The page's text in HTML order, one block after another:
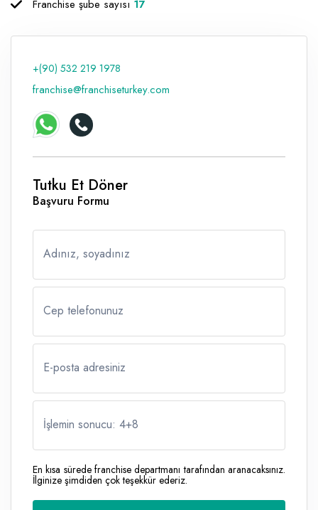
Raf ve Depo Sistemleri
Reklam - Tanıtım - PR ve İnternet
Seyahat - Rent A Car
Tabela - Dijital Baskı
Franchise şube sayısı 17
+(90) 532 219 1978
franchise@franchiseturkey.com
Tutku Et Döner
Başvuru Formu
Adınız, soyadınız
Cep telefonunuz
E-posta adresiniz
İşlemin sonucu: 4+8
En kısa sürede franchise departmanı tarafından aranacaksınız.
İlginize şimdiden çok teşekkür ederiz.